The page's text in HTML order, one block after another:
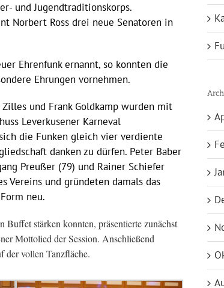
und Jugendtraditionskorps.
Norbert Ross drei neue Senatoren in
Ehrenfunk ernannt, so konnten die
Ehrungen vornehmen.
und Frank Goldkamp wurden mit
Leverkusener Karneval
die Funken gleich vier verdiente
danken zu dürfen. Peter Baber
Preußer (79) und Rainer Schiefer
Vereins und gründeten damals das
neu.
Buffet stärken konnten, präsentierte zunächst
Mottolied der Session. Anschließend
der vollen Tanzfläche.